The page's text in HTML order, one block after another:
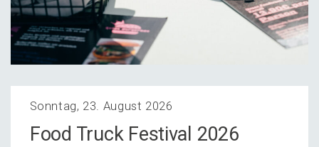
Sonntag, 23. August 2026
Food Truck Festi­val 2026